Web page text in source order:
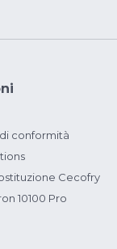
conformità
Cecofry
10100 Pro